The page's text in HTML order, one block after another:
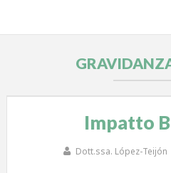
Impatto
Dott.ssa. López-Teijón